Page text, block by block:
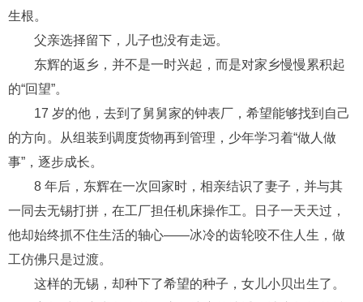
生根。
父亲选择留下，儿子也没有走远。
东辉的返乡， 并不是一时兴起，而是对家乡慢慢累积起
的“回望”。
17 岁的他 ，去到了舅舅家的钟表厂，希望能够找到 自己
的方向 。
从组装到调度货物再到管理，少年学习着“做人做
事”，逐步成长。
8 年后，东辉在一次回家时，相亲结识了妻子，并与其
一同去无锡打拼，在工厂担任机床操作工。
日子一天天过，
他却始终抓不住生活的轴心——冰冷的齿轮咬不住人生，做
工仿佛只是过渡。
这样的无锡 ， 却种下了希望的种子，女儿小贝出生了。